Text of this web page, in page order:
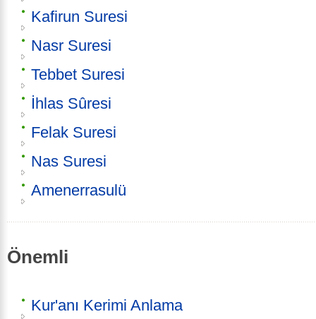
Kafirun Suresi
Nasr Suresi
Tebbet Suresi
İhlas Sûresi
Felak Suresi
Nas Suresi
Amenerrasulü
Önemli
Kur'anı Kerimi Anlama